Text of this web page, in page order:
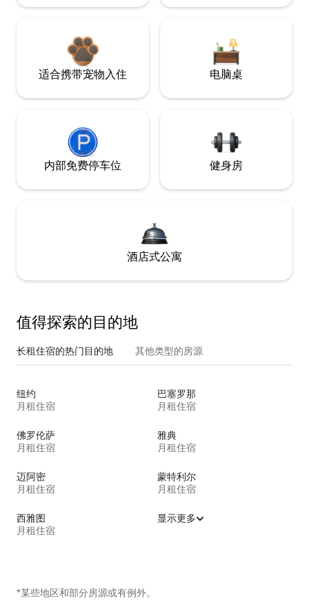
适合携带宠物入住 电脑桌
内部免费停车位 健身房
酒店式公寓
值得探索的目的地
长租住宿的热门目的地 其他类型的房源
纽约
月租住宿
巴塞罗那
月租住宿
佛罗伦萨
月租住宿
雅典
月租住宿
迈阿密
月租住宿
蒙特利尔
月租住宿
西雅图
月租住宿
显示更多
*某些地区和部分房源或有例外。